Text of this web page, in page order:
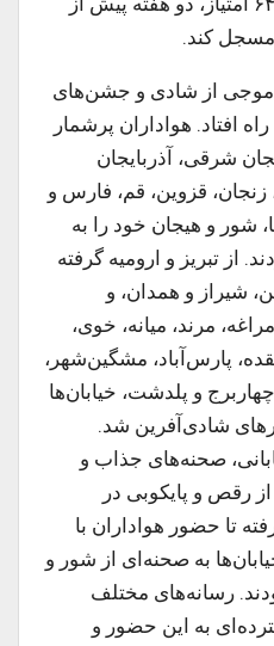
مسجل کند.
از شادی و جشن‌های
افتاد. هواداران پرشمار
شرقی، آذربایجان
زنجان، قزوین، قم، فارس و
شور و هیجان خود را به
از تبریز و ارومیه گرفته
شیراز و همدان، و
مرند، میانه، خوی،
پارس‌آباد، مشگین‌شهر،
و پلدشت، خیابان‌ها
شادی‌آفرین شد.
صحنه‌های جذاب و
رقص و پایکوبی در
تا حضور هواداران با
به صحنه‌ای از شور و
رسانه‌های مختلف
به این حضور و